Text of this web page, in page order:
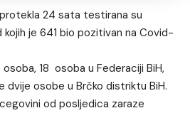
24 sata testirana su
je 641 bio pozitivan na Covid-
18 osoba u Federaciji BiH,
dvije osobe u Brčko distriktu BiH.
od posljedica zaraze